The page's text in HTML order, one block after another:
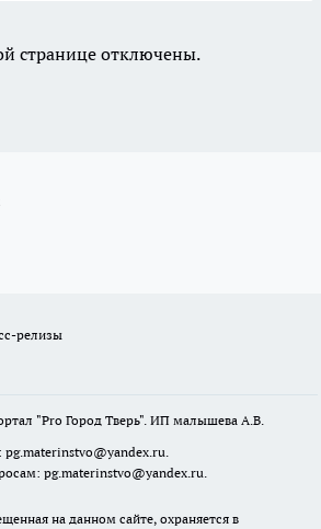
странице отключены.
релизы
"Pro Город Тверь". ИП малышева А.В.
pg.materinstvo@yandex.ru.
на данном сайте, охраняется в